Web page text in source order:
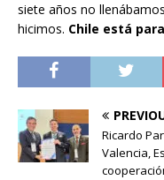
siete años no
hicimos. Chile está
Ricardo
Valencia,